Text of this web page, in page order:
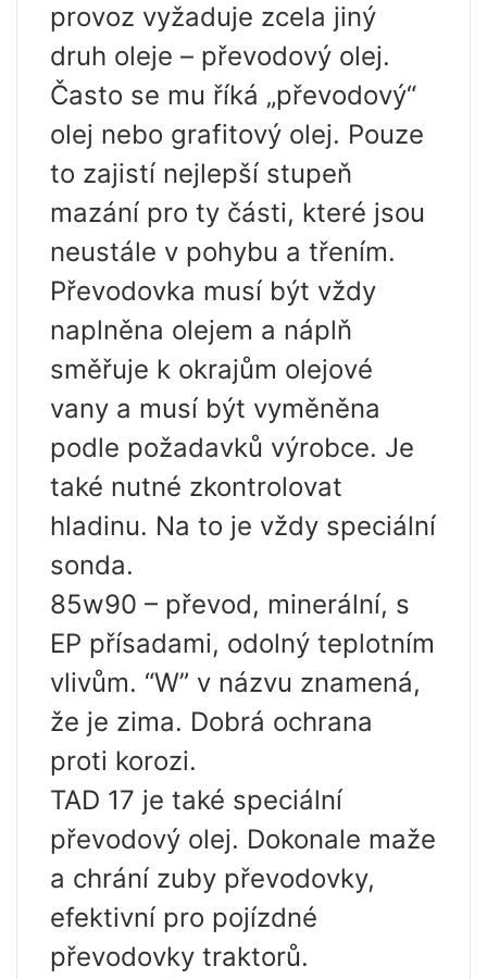
provoz vyžaduje zcela jiný
druh oleje – převodový olej.
Často se mu říká „převodový“
olej nebo grafitový olej. Pouze
to zajistí nejlepší stupeň
mazání pro ty části, které jsou
neustále v pohybu a třením.
Převodovka musí být vždy
naplněna olejem a náplň
směřuje k okrajům olejové
vany a musí být vyměněna
podle požadavků výrobce. Je
také nutné zkontrolovat
hladinu. Na to je vždy speciální
sonda.
85w90 – převod, minerální, s
EP přísadami, odolný teplotním
vlivům. “W” v názvu znamená,
že je zima. Dobrá ochrana
proti korozi.
TAD 17 je také speciální
převodový olej. Dokonale maže
a chrání zuby převodovky,
efektivní pro pojízdné
převodovky traktorů.